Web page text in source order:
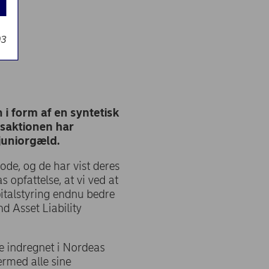
i form af en syntetisk
har
og de har vist deres
opfattelse, at vi ved at
endnu bedre
Asset Liability
indregnet i Nordeas
alle sine